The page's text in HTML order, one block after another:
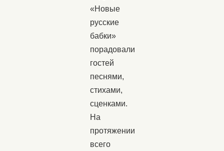
«Новые
русские
бабки»
порадовали
гостей
песнями,
стихами,
сценками.
На
протяжении
всего